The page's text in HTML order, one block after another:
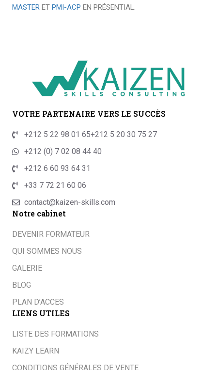
MASTER ET PMI-ACP EN PRÉSENTIAL.
VOTRE PARTENAIRE VERS LE SUCCÈS
+212 5 22 98 01 65+212 5 20 30 75 27
+212 (0) 7 02 08 44 40
+212 6 60 93 64 31
+33 7 72 21 60 06
contact@kaizen-skills.com
Notre cabinet
DEVENIR FORMATEUR
QUI SOMMES NOUS
GALERIE
BLOG
PLAN D’ACCES
LIENS UTILES
LISTE DES FORMATIONS
KAIZY LEARN
CONDITIONS GÉNÉRALES DE VENTE